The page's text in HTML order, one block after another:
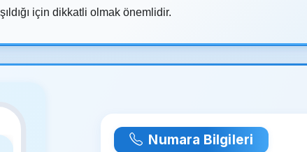
için dikkatli olmak önemlidir.
Numara Bilgileri